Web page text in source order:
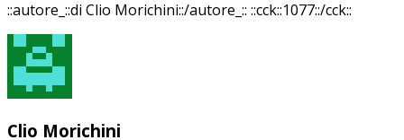
::autore_::di Clio Morichini::/autore_:: ::cck::1077::/cck::
Clio Morichini